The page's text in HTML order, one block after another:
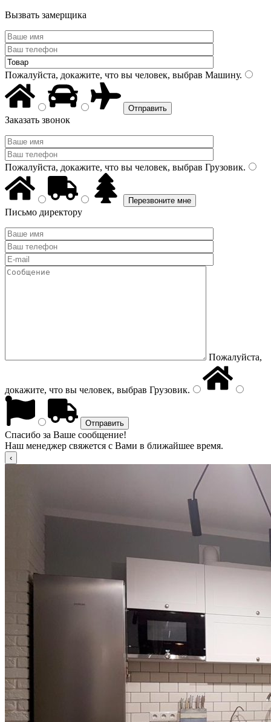
Вызвать замерщика
Пожалуйста, докажите, что вы человек, выбрав Машину.
Заказать звонок
Пожалуйста, докажите, что вы человек, выбрав Грузовик.
Письмо директору
Пожалуйста,
докажите, что вы человек, выбрав Грузовик.
Спасибо за Ваше сообщение!
Наш менеджер свяжется с Вами в ближайшее время.